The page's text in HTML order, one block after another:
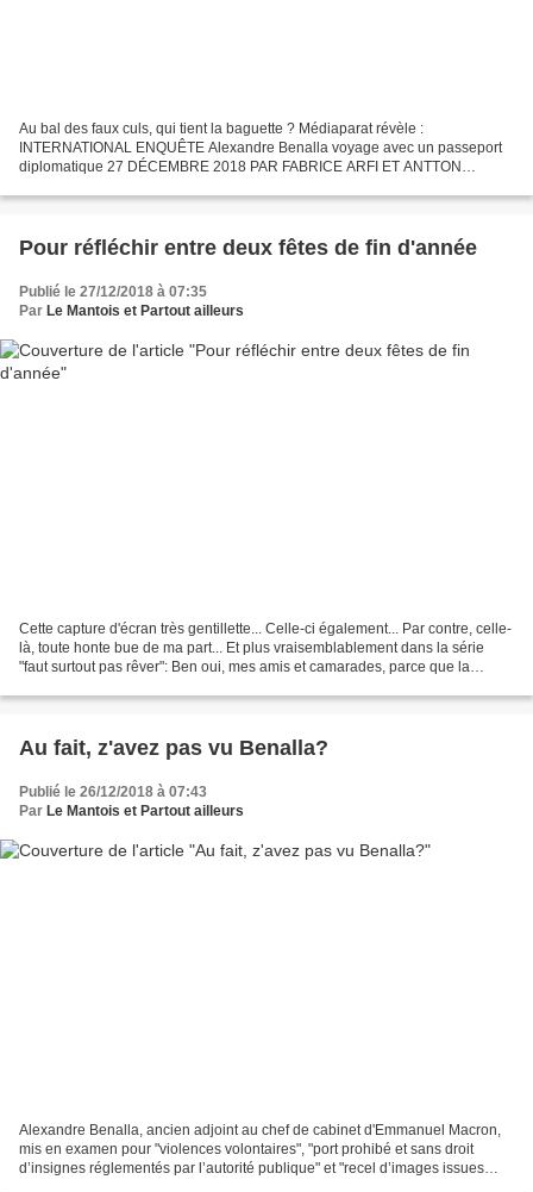
Au bal des faux culs, qui tient la baguette ? Médiaparat révèle :
INTERNATIONAL ENQUÊTE Alexandre Benalla voyage avec un passeport
diplomatique 27 DÉCEMBRE 2018 PAR FABRICE ARFI ET ANTTON
Pour réfléchir entre deux fêtes de fin d'année
Publié le 27/12/2018 à 07:35
Par Le Mantois et Partout ailleurs
Cette capture d'écran très gentillette... Celle-ci également... Par contre, celle-
là, toute honte bue de ma part... Et plus vraisemblablement dans la série
"faut surtout pas rêver": Ben oui, mes amis et camarades, parce que la
Au fait, z'avez pas vu Benalla?
Publié le 26/12/2018 à 07:43
Par Le Mantois et Partout ailleurs
Alexandre Benalla, ancien adjoint au chef de cabinet d'Emmanuel Macron,
mis en examen pour "violences volontaires", "port prohibé et sans droit
d’insignes réglementés par l’autorité publique" et "recel d’images issues